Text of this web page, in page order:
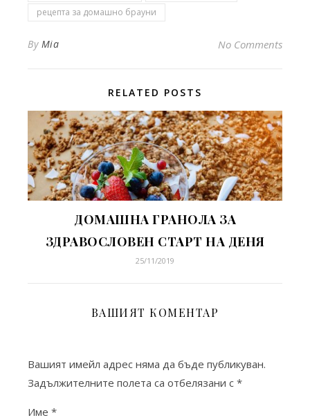
рецепта за домашно брауни
By Mia No Comments
RELATED POSTS
ДОМАШНА ГРАНОЛА ЗА
ЗДРАВОСЛОВЕН СТАРТ НА ДЕНЯ
25/11/2019
ВАШИЯТ КОМЕНТАР
Вашият имейл адрес няма да бъде публикуван.
Задължителните полета са отбелязани с *
Име *